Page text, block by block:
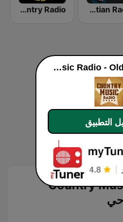
Kids Christian Radio
Nashville Worldwide Country Radio
Country
Country Music Radio - Old Dominion
التطبيق